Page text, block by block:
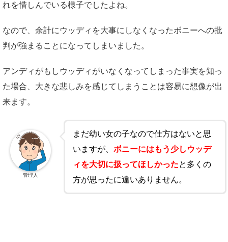
れを惜しんでいる様子でしたよね。
なので、余計にウッディを大事にしなくなったボニーへの批
判が強まることになってしまいました。
アンディがもしウッディがいなくなってしまった事実を知っ
た場合、大きな悲しみを感じてしまうことは容易に想像が出
来ます。
まだ幼い女の子なので仕方はないと思
いますが、 ボニーにはもう少しウッデ
ィを大切に扱ってほしかったと多くの
方が思ったに違いありません。
管理人